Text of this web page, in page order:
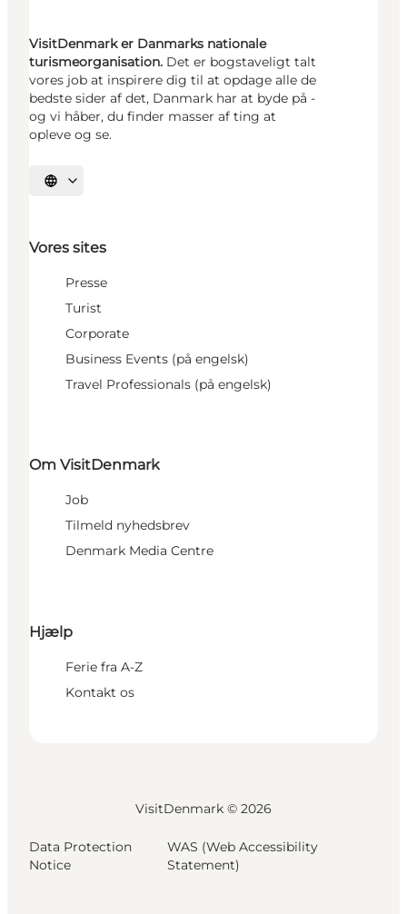
VisitDenmark er Danmarks nationale
turismeorganisation. Det er bogstaveligt talt
vores job at inspirere dig til at opdage alle de
bedste sider af det, Danmark har at byde på -
og vi håber, du finder masser af ting at
opleve og se.
Vælg sprog
Vores sites
Presse
Turist
Corporate
Business Events (på engelsk)
Travel Professionals (på engelsk)
Om VisitDenmark
Job
Tilmeld nyhedsbrev
Denmark Media Centre
Hjælp
Ferie fra A-Z
Kontakt os
VisitDenmark © 2026
Data Protection
Notice
WAS (Web Accessibility
Statement)